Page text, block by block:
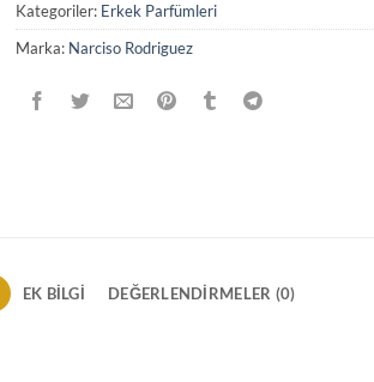
Kategoriler: Erkek Parfümleri
Marka: Narciso Rodriguez
EK BILGI DEĞERLENDIRMELER (0)